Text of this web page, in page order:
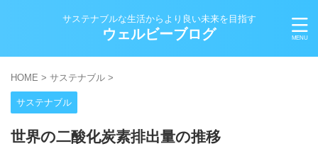
サステナブルな生活からより良い未来を目指す
ウェルビーブログ
HOME > サステナブル >
サステナブル
世界の二酸化炭素排出量の推移